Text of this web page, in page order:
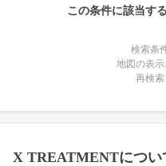
この条件に該当す
検索条
地図の表
再検
X TREATMENTについ